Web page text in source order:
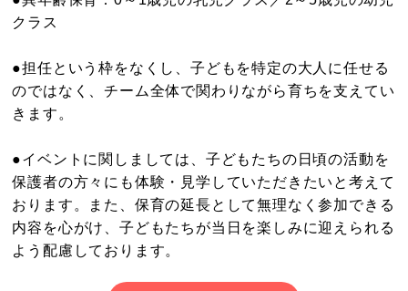
クラス
●担任という枠をなくし、子どもを特定の大人に任せる
のではなく、チーム全体で関わりながら育ちを支えてい
きます。
●イベントに関しましては、子どもたちの日頃の活動を
保護者の方々にも体験・見学していただきたいと考えて
おります。また、保育の延長として無理なく参加できる
内容を心がけ、子どもたちが当日を楽しみに迎えられる
よう配慮しております。